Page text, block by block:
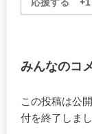
みんなのコ
この投稿は公
付を終了しまし